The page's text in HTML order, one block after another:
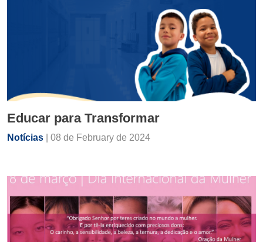
Educar para Transformar
Notícias | 08 de February de 2024